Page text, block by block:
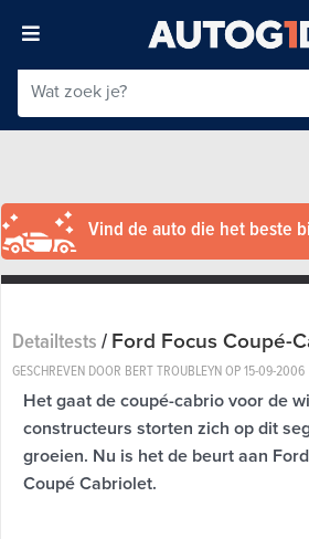
Vind de auto die het beste
Detailtests/Ford Focus Coupé-
GESCHREVEN DOOR BERT TROUBLEYN OP15-09-2006
Het gaat de coupé-cabrio voor de
constructeurs storten zich op dit
groeien. Nu is het de beurt aan
Coupé Cabriolet.